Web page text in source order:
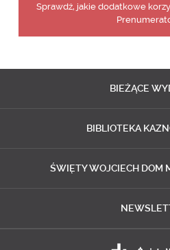
Sprawdź, jakie dodatkowe
BIEŻĄCE
BIBLIOTEKA
ŚWIĘTY WOJCIECH DOM